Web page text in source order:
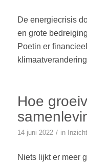
De energiecrisis
en grote
Poetin er
Hoe
14 juni 2022 / in Inzicht
Niets lijkt er meer